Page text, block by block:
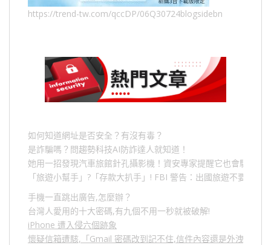
https://trend-tw.com/qccDP/06Q30724blogsidebn
如何知道網址是否安全？有沒有毒？
是詐騙嗎？問趨勢科技AI防詐達人就知道！
她用一招發現汽車旅館針孔攝影機！資安專家提醒它也會駭人成
「旅遊小幫手」 ? 「存款大扒手」 ! FBI 警告：出國旅遊不要做的
手機一直跳出廣告,怎麼辦？
台灣人愛用的十大密碼,有九個不用一秒就被破解!
iPhone 遭入侵六個跡象
懷疑信箱遭駭,「Gmail 密碼改到記不住,信件內容還是外洩？」,